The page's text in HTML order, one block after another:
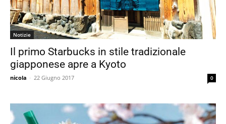
Notizie
Il primo Starbucks in stile tradizionale
giapponese apre a Kyoto
nicola - 22 Giugno 2017 0